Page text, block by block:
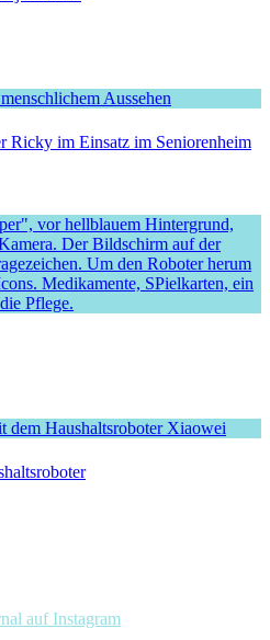
Ricky im Einsatz im Seniorenheim